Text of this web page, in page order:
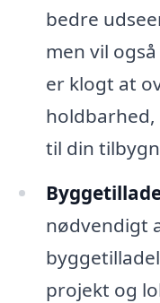
bedre
men vil
er klogt at
til din
nødvendigt
projekt og